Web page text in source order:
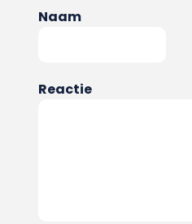
Naam
Reactie